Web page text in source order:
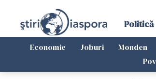
Politică
Economie Joburi Monden